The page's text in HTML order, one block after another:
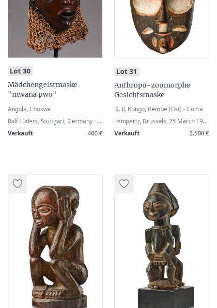
Lot 30:
Mädchengeistmaske
"mwana pwo"
Angola, Chokwe
Ralf Lüders, Stuttgart, Germany · Alex Vömel (1897-1985), Düsseldorf, Germany · German Private Collection
Verkauft
400 €
Lot 31
Anthropo-zoomorphe
Gesichtsmaske
D. R. Kongo, Bembe (Ost) - Goma
Lempertz, Brussels, 25 March 1992, Lot 210 · German Private Collection
Verkauft
2.500 €